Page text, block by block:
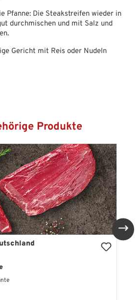
Pfanne: Die Steakstreifen wieder in
durchmischen und mit Salz und
Gericht mit Reis oder Nudeln
Produkte